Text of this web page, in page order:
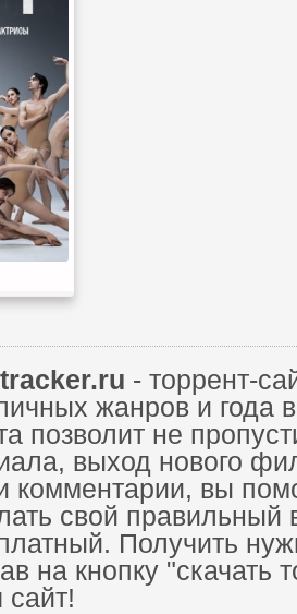
- торрент-
жанров и года
позволит не
выход нового
комментарии, вы
свой
Получить
на кнопку "скачать